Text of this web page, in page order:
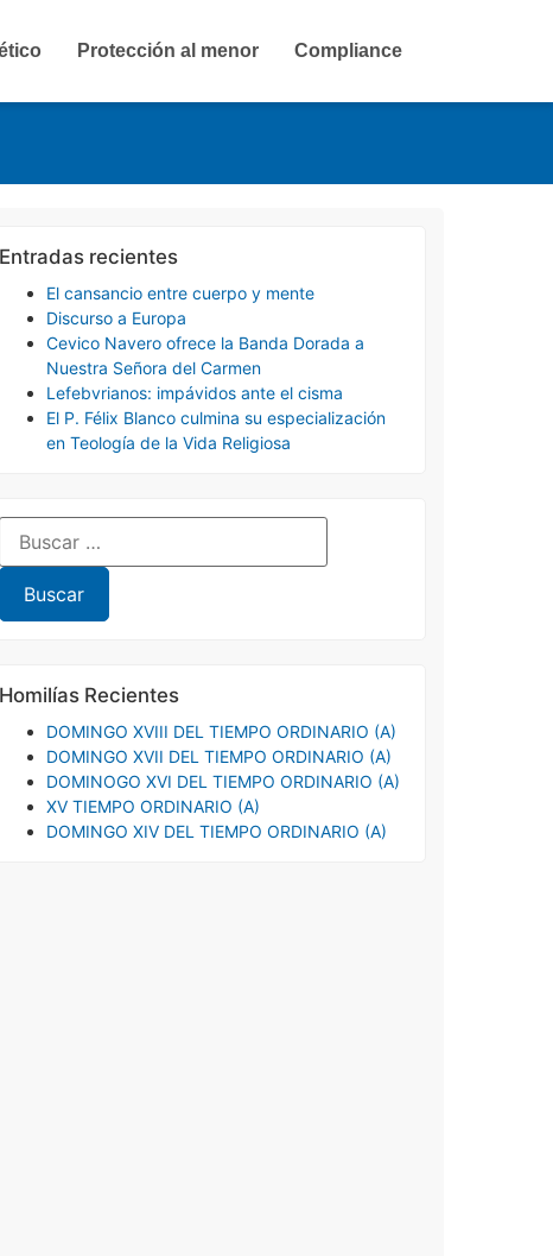
Protección al menor Compliance
Entradas recientes
El cansancio entre cuerpo y mente
Discurso a Europa
Cevico Navero ofrece la Banda Dorada a
Nuestra Señora del Carmen
Lefebvrianos: impávidos ante el cisma
El P. Félix Blanco culmina su especialización
en Teología de la Vida Religiosa
Homilías Recientes
DOMINGO XVIII DEL TIEMPO ORDINARIO (A)
DOMINGO XVII DEL TIEMPO ORDINARIO (A)
DOMINOGO XVI DEL TIEMPO ORDINARIO (A)
XV TIEMPO ORDINARIO (A)
DOMINGO XIV DEL TIEMPO ORDINARIO (A)